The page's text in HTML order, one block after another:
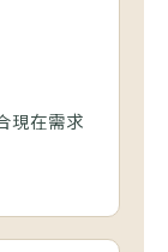
現在需求